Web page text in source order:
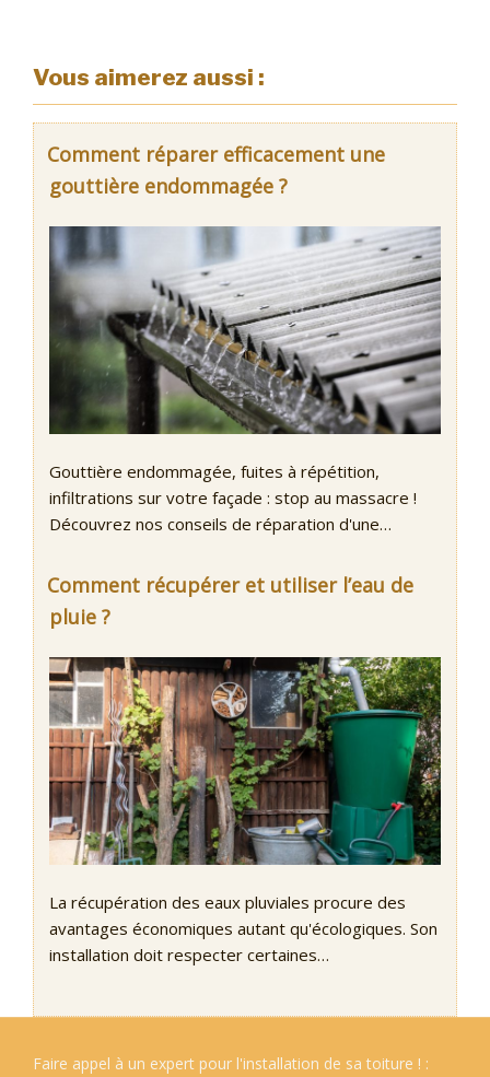
Vous aimerez aussi :
Comment réparer efficacement une
gouttière endommagée ?
Gouttière endommagée, fuites à répétition,
infiltrations sur votre façade : stop au massacre !
Découvrez nos conseils de réparation d'une…
Comment récupérer et utiliser l’eau de
pluie ?
La récupération des eaux pluviales procure des
avantages économiques autant qu'écologiques. Son
installation doit respecter certaines…
Faire appel à un expert pour l'installation de sa toiture ! :